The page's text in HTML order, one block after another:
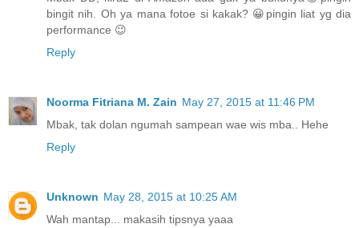
bingit nih. Oh ya mana fotoe si kakak? 😀pingin liat yg dia
performance 😉
Reply
Noorma Fitriana M. Zain May 27, 2015 at 11:46 PM
Mbak, tak dolan ngumah sampean wae wis mba.. Hehe
Reply
Unknown May 28, 2015 at 10:25 AM
Wah mantap... makasih tipsnya yaaa